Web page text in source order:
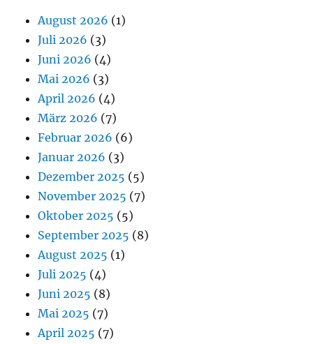
August 2026 (1)
Juli 2026 (3)
Juni 2026 (4)
Mai 2026 (3)
April 2026 (4)
März 2026 (7)
Februar 2026 (6)
Januar 2026 (3)
Dezember 2025 (5)
November 2025 (7)
Oktober 2025 (5)
September 2025 (8)
August 2025 (1)
Juli 2025 (4)
Juni 2025 (8)
Mai 2025 (7)
April 2025 (7)